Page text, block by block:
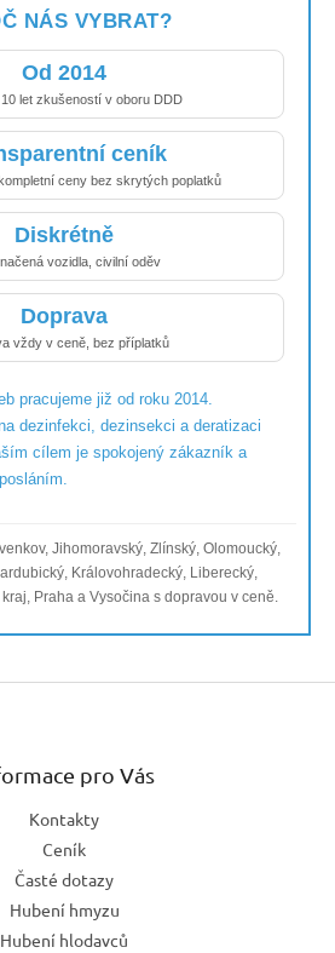
NÁS VYBRAT?
Od 2014
let zkušeností v oboru DDD
ceník
ceny bez skrytých poplatků
Diskrétně
vozidla, civilní oděv
Doprava
vždy v ceně, bez příplatků
pracujeme již od roku 2014.
dezinfekci, dezinsekci a deratizaci
cílem je spokojený zákazník a
Jihomoravský, Zlínský, Olomoucký,
Královohradecký, Liberecký,
Praha a Vysočina s dopravou v ceně.
pro Vás
Kontakty
Ceník
Časté dotazy
Hubení hmyzu
Hubení hlodavců